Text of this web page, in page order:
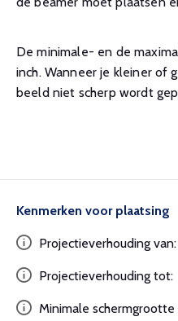
De minimale- en de
inch. Wanneer je kleiner of
beeld niet scherp wordt
Kenmerken voor plaatsing
Projectieverhouding van:
Projectieverhouding tot:
Minimale schermgrootte